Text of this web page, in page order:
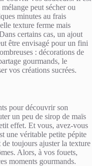
peut sécher ou
minutes au frais
texture ferme mais
certains cas, un ajout
être envisagé pour un fini
: décorations de
gourmands, le
vos créations sucrées.
pour découvrir son
un peu de sirop de maïs
effet. Et vous, avez-vous
une véritable petite pépite
toujours ajuster la texture
Alors, à vos fouets,
moments gourmands.